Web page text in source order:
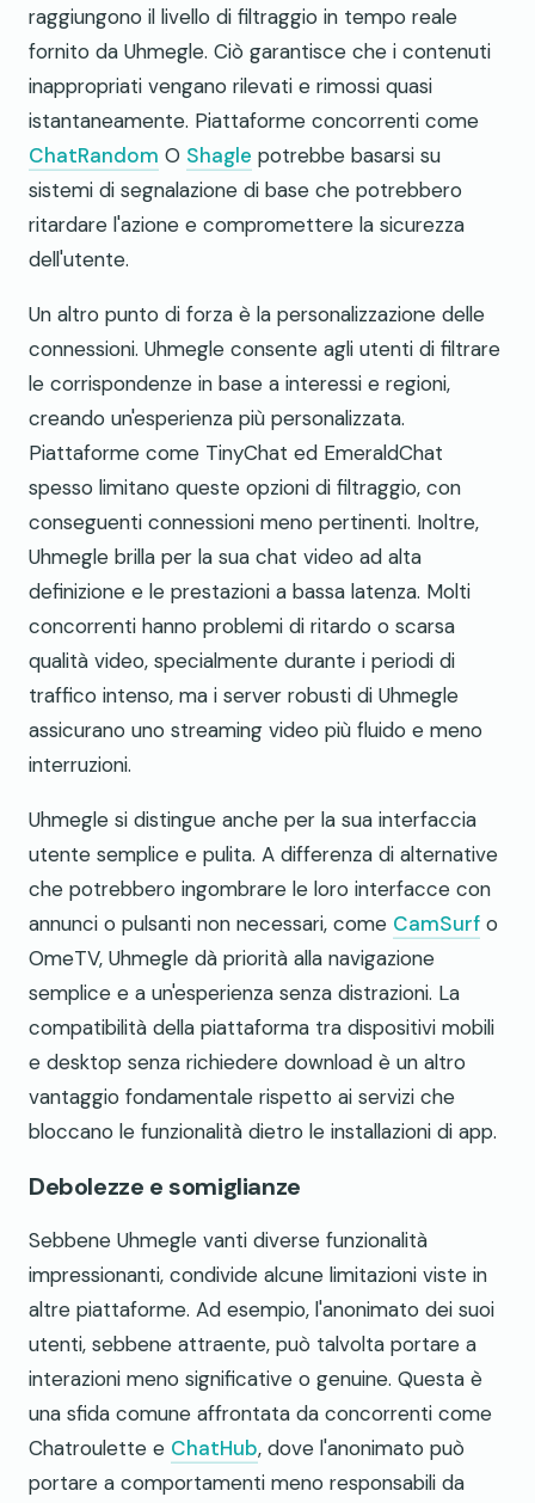
raggiungono il livello di filtraggio in tempo reale
fornito da Uhmegle. Ciò garantisce che i contenuti
inappropriati vengano rilevati e rimossi quasi
istantaneamente. Piattaforme concorrenti come
ChatRandom O Shagle potrebbe basarsi su
sistemi di segnalazione di base che potrebbero
ritardare l'azione e compromettere la sicurezza
dell'utente.
Un altro punto di forza è la personalizzazione delle
connessioni. Uhmegle consente agli utenti di filtrare
le corrispondenze in base a interessi e regioni,
creando un'esperienza più personalizzata.
Piattaforme come TinyChat ed EmeraldChat
spesso limitano queste opzioni di filtraggio, con
conseguenti connessioni meno pertinenti. Inoltre,
Uhmegle brilla per la sua chat video ad alta
definizione e le prestazioni a bassa latenza. Molti
concorrenti hanno problemi di ritardo o scarsa
qualità video, specialmente durante i periodi di
traffico intenso, ma i server robusti di Uhmegle
assicurano uno streaming video più fluido e meno
interruzioni.
Uhmegle si distingue anche per la sua interfaccia
utente semplice e pulita. A differenza di alternative
che potrebbero ingombrare le loro interfacce con
annunci o pulsanti non necessari, come CamSurf o
OmeTV, Uhmegle dà priorità alla navigazione
semplice e a un'esperienza senza distrazioni. La
compatibilità della piattaforma tra dispositivi mobili
e desktop senza richiedere download è un altro
vantaggio fondamentale rispetto ai servizi che
bloccano le funzionalità dietro le installazioni di app.
Debolezze e somiglianze
Sebbene Uhmegle vanti diverse funzionalità
impressionanti, condivide alcune limitazioni viste in
altre piattaforme. Ad esempio, l'anonimato dei suoi
utenti, sebbene attraente, può talvolta portare a
interazioni meno significative o genuine. Questa è
una sfida comune affrontata da concorrenti come
Chatroulette e ChatHub, dove l'anonimato può
portare a comportamenti meno responsabili da